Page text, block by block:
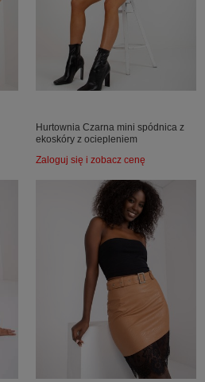
Hurtownia Czarna mini spódnica z
ekoskóry z ociepleniem
Zaloguj się i zobacz cenę